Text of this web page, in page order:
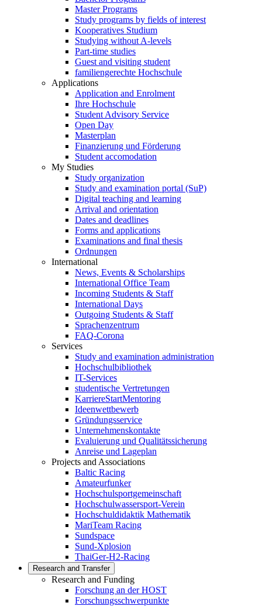
Master Programs
Study programs by fields of interest
Kooperatives Studium
Studying without A-levels
Part-time studies
Guest and visiting student
familiengerechte Hochschule
Applications
Application and Enrolment
Ihre Hochschule
Student Advisory Service
Open Day
Masterplan
Finanzierung und Förderung
Student accomodation
My Studies
Study organization
Study and examination portal (SuP)
Digital teaching and learning
Arrival and orientation
Dates and deadlines
Forms and applications
Examinations and final thesis
Ordnungen
International
News, Events & Scholarships
International Office Team
Incoming Students & Staff
International Days
Outgoing Students & Staff
Sprachenzentrum
FAQ-Corona
Services
Study and examination administration
Hochschulbibliothek
IT-Services
studentische Vertretungen
KarriereStartMentoring
Ideenwettbewerb
Gründungsservice
Unternehmenskontakte
Evaluierung und Qualitätssicherung
Anreise und Lageplan
Projects and Associations
Baltic Racing
Amateurfunker
Hochschulsportgemeinschaft
Hochschulwassersport-Verein
Hochschuldidaktik Mathematik
MariTeam Racing
Sundspace
Sund-Xplosion
ThaiGer-H2-Racing
Research and Transfer
Research and Funding
Forschung an der HOST
Forschungsschwerpunkte